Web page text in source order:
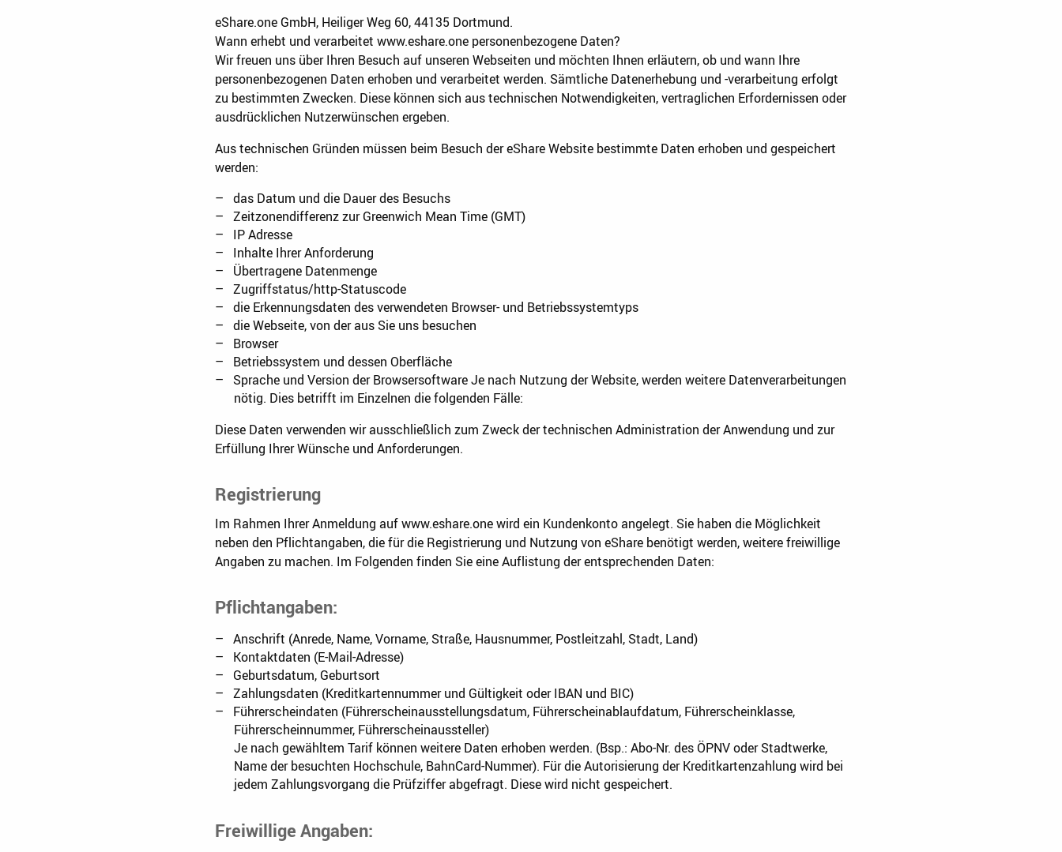
eShare.one GmbH, Heiliger Weg 60, 44135 Dortmund.
Wann erhebt und verarbeitet www.eshare.one personenbezogene Daten?
Wir freuen uns über Ihren Besuch auf unseren Webseiten und möchten Ihnen erläutern, ob und wann Ihre
personenbezogenen Daten erhoben und verarbeitet werden. Sämtliche Datenerhebung und -verarbeitung erfolgt
zu bestimmten Zwecken. Diese können sich aus technischen Notwendigkeiten, vertraglichen Erfordernissen oder
ausdrücklichen Nutzerwünschen ergeben.
Aus technischen Gründen müssen beim Besuch der eShare Website bestimmte Daten erhoben und gespeichert
werden:
das Datum und die Dauer des Besuchs
Zeitzonendifferenz zur Greenwich Mean Time (GMT)
IP Adresse
Inhalte Ihrer Anforderung
Übertragene Datenmenge
Zugriffstatus/http-Statuscode
die Erkennungsdaten des verwendeten Browser- und Betriebssystemtyps
die Webseite, von der aus Sie uns besuchen
Browser
Betriebssystem und dessen Oberfläche
Sprache und Version der Browsersoftware Je nach Nutzung der Website, werden weitere Datenverarbeitungen
nötig. Dies betrifft im Einzelnen die folgenden Fälle:
Diese Daten verwenden wir ausschließlich zum Zweck der technischen Administration der Anwendung und zur
Erfüllung Ihrer Wünsche und Anforderungen.
Registrierung
Im Rahmen Ihrer Anmeldung auf www.eshare.one wird ein Kundenkonto angelegt. Sie haben die Möglichkeit
neben den Pflichtangaben, die für die Registrierung und Nutzung von eShare benötigt werden, weitere freiwillige
Angaben zu machen. Im Folgenden finden Sie eine Auflistung der entsprechenden Daten:
Pflichtangaben:
Anschrift (Anrede, Name, Vorname, Straße, Hausnummer, Postleitzahl, Stadt, Land)
Kontaktdaten (E-Mail-Adresse)
Geburtsdatum, Geburtsort
Zahlungsdaten (Kreditkartennummer und Gültigkeit oder IBAN und BIC)
Führerscheindaten (Führerscheinausstellungsdatum, Führerscheinablaufdatum, Führerscheinklasse,
Führerscheinnummer, Führerscheinaussteller)
Je nach gewähltem Tarif können weitere Daten erhoben werden. (Bsp.: Abo-Nr. des ÖPNV oder Stadtwerke,
Name der besuchten Hochschule, BahnCard-Nummer). Für die Autorisierung der Kreditkartenzahlung wird bei
jedem Zahlungsvorgang die Prüfziffer abgefragt. Diese wird nicht gespeichert.
Freiwillige Angaben: